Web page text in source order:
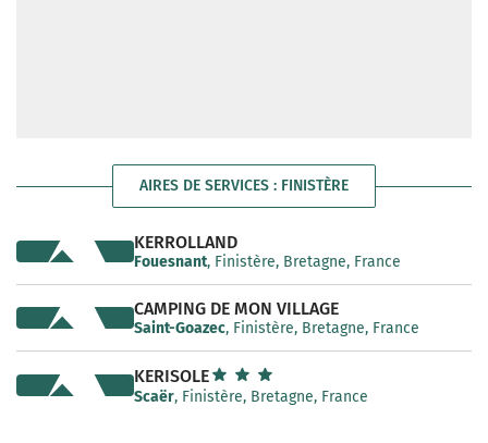
AIRES DE SERVICES : FINISTÈRE
KERROLLAND
Fouesnant, Finistère, Bretagne, France
CAMPING DE MON VILLAGE
Saint-Goazec, Finistère, Bretagne, France
KERISOLE
Scaër, Finistère, Bretagne, France